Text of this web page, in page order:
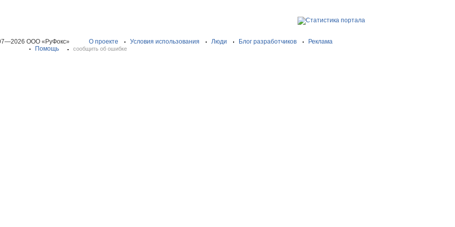
ООО «РуФокс» О проекте Условия использования Люди Блог разработчиков
Реклама
Помощь
сообщить об ошибке